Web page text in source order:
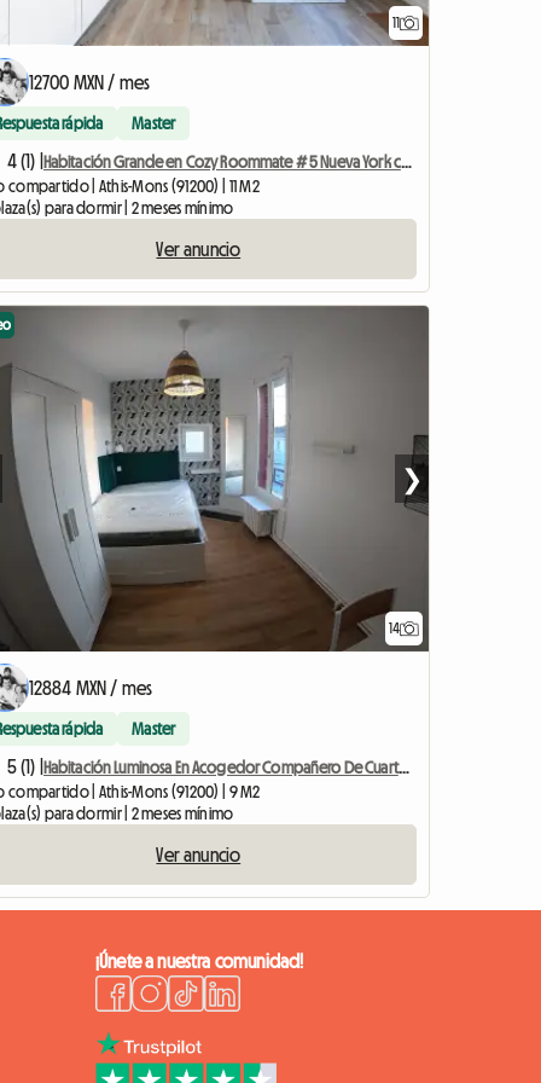
11
12700 MXN / mes
rápida Master
4 (1) |
Habitación Grande en Cozy Roommate # 5 Nueva York cerca de Olry
compartido | Athis-Mons (91200) | 11 M2
para dormir | 2 meses mínimo
Ver anuncio
14
❯
12884 MXN / mes
rápida Master
5 (1) |
Habitación Luminosa En Acogedor Compañero De Cuarto # 8 Helsinki
compartido | Athis-Mons (91200) | 9 M2
para dormir | 2 meses mínimo
Ver anuncio
¡Únete a nuestra comunidad!